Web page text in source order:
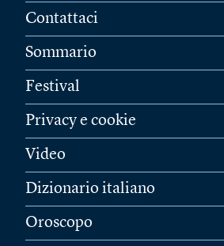
Contattaci
Sommario
Festival
Privacy e cookie
Video
Dizionario italiano
Oroscopo